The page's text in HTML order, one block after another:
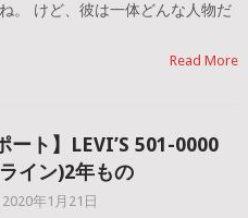
。 けど、彼は一体どんな人物だ
Read More
ート】LEVI’S 501-0000
イン)2年もの
2020年1月21日